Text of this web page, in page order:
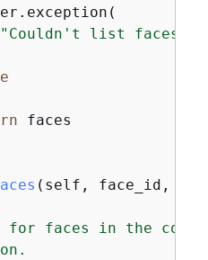
"Couldn't list faces
faces
( self, face_id,
for faces in the